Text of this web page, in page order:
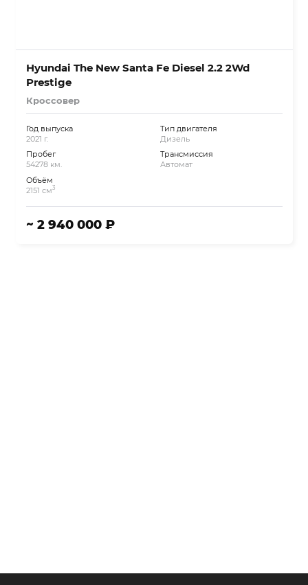
Hyundai The New Santa Fe Diesel 2.2 2Wd
Prestige
Кроссовер
Год выпуска
2021 г.
Пробег
54278 км.
Объём
2151 см3
Тип двигателя
Дизель
Трансмиссия
Автомат
~ 2 940 000 ₽